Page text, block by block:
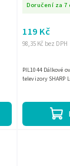
Doručení za 7
98,35 Kč bez DPH
119 Kč
PIL1044 Dálkové
televizory SHARP